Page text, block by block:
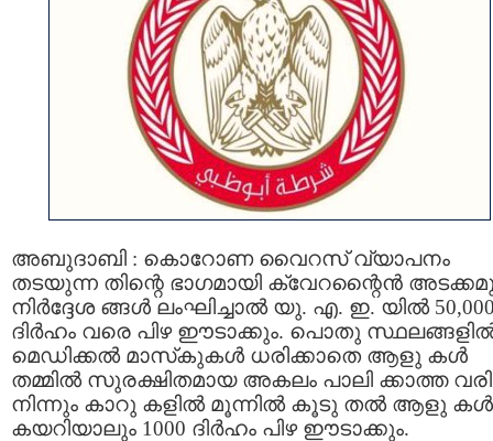
അബുദാബി : കൊറോണ വൈറസ് വ്യാപനം
തടയുന്ന തിന്റെ ഭാഗമായി ക്വേറന്റൈന്‍
നിര്‍ദ്ദേശ ങ്ങള്‍ ലംഘിച്ചാല്‍ യു. എ. ഇ. യില്‍
ദിര്‍ഹം വരെ പിഴ ഈടാക്കും. പൊതു
മെഡിക്കല്‍ മാസ്‌കുകള്‍ ധരിക്കാതെ ആളു കള്‍
തമ്മില്‍ സുരക്ഷിതമായ അകലം പാലി ക്കാത്ത
നിന്നും കാറു കളില്‍ മൂന്നില്‍ കൂടു തല്‍ ആളു കള്‍
കയറിയാലും 1000 ദിര്‍ഹം പിഴ ഈടാക്കും.